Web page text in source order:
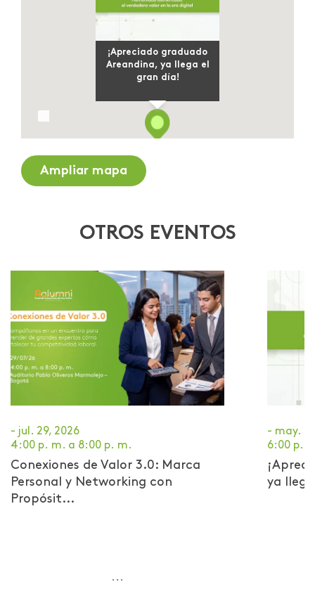
¡Apreciado graduado
Areandina, ya llega el
gran día!
Ampliar mapa
OTROS EVENTOS
- jul. 29, 2026
4:00 p. m. a 8:00 p. m.
Conexiones de Valor 3.0: Marca
Personal y Networking con
Propósit...
...
- may.
6:00 p.
ya